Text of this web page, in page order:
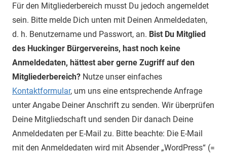
Für den Mitgliederbereich musst Du jedoch angemeldet
sein. Bitte melde Dich unten mit Deinen Anmeldedaten,
d. h. Benutzername und Passwort, an. Bist Du Mitglied
des Huckinger Bürgervereins, hast noch keine
Anmeldedaten, hättest aber gerne Zugriff auf den
Mitgliederbereich? Nutze unser einfaches
Kontaktformular, um uns eine entsprechende Anfrage
unter Angabe Deiner Anschrift zu senden. Wir überprüfen
Deine Mitgliedschaft und senden Dir danach Deine
Anmeldedaten per E-Mail zu. Bitte beachte: Die E-Mail
mit den Anmeldedaten wird mit Absender „WordPress“ (=